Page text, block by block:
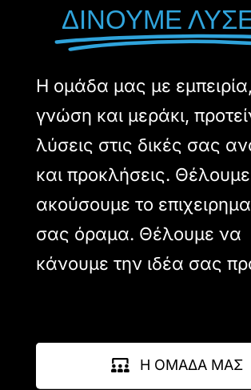
ΔΙΝΟΥΜΕ
Η ομάδα μας με εμπειρία,
γνώση και μεράκι,
λύσεις στις δικές σας
και προκλήσεις.
ακούσουμε το
σας όραμα. Θέλουμε να
κάνουμε την ιδέα σας
Η ΟΜΑΔΑ ΜΑΣ